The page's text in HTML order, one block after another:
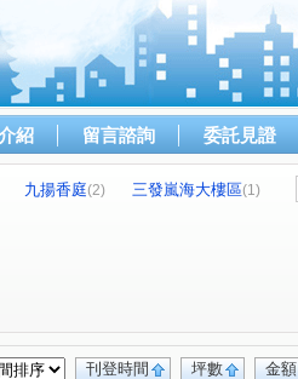
紹 留言諮詢 委託見證
九揚香庭(2) 三發嵐海大樓區(1)
金額
坪數
刊登時間